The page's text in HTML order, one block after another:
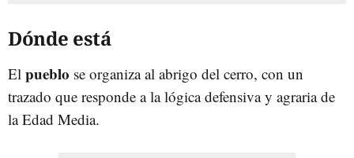
Dónde está
El pueblo se organiza al abrigo del cerro, con un
trazado que responde a la lógica defensiva y agraria de
la Edad Media.